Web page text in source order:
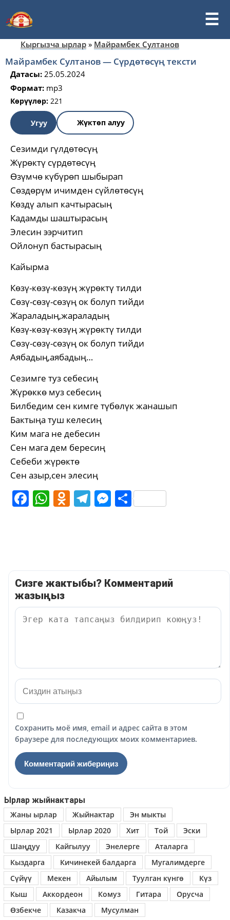
Кыргызча ырлар » Майрамбек Султанов
Майрамбек Султанов — Сүрдөтөсүң тексти
Датасы: 25.05.2024
Формат: mp3
Көрүүлөр: 221
Угуу Жүктөп алуу
Сезимди гүлдөтөсүң
Жүрөктү сүрдөтөсүң
Өзүмчө күбүрөп шыбырап
Сөздөрүм ичимден сүйлөтөсүң
Көздү алып качтырасың
Кадамды шаштырасың
Элесин ээрчитип
Ойлонуп бастырасың
Кайырма
Көзү-көзү-көзүң жүрөктү тилди
Сөзү-сөзү-сөзүң ок болуп тийди
Жараладың,жараладың
Көзү-көзү-көзүң жүрөктү тилди
Сөзү-сөзү-сөзүң ок болуп тийди
Аябадың,аябадың…
Сезимге туз себесиң
Жүрөккө муз себесиң
Билбедим сен кимге түбөлүк жанашып
Бактыңа туш келесиң
Ким мага не дебесин
Сен мага дем бересиң
Себеби жүрөктө
Сен азыр,сен элесиң
Facebook
WhatsApp
Odnoklassniki
Telegram
Messenger
Share
Сизге жактыбы? Комментарий
жазыңыз
Сохранить моё имя, email и адрес сайта в этом
браузере для последующих моих комментариев.
Ырлар жыйнактары
Жаны ырлар
Жыйнактар
Эн мыкты
Ырлар 2021
Ырлар 2020 Хит Той
Эски
Шаңдуу
Кайгылуу Энелерге
Аталарга
Кыздарга
Кичинекей балдарга
Мугалимдерге
Сүйүү
Мекен Айылым Туулган күнгө
Күз
Кыш
Аккордеон Комуз Гитара
Орусча
Өзбекче
Казакча Мусулман